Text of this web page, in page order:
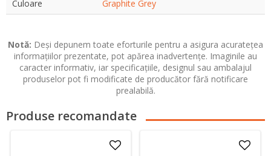
Culoare
Graphite Grey
Notă: Deși depunem toate eforturile pentru a asigura acuratețea
informațiilor prezentate, pot apărea inadvertențe. Imaginile au
caracter informativ, iar specificațiile, designul sau ambalajul
produselor pot fi modificate de producător fără notificare
prealabilă.
Produse recomandate